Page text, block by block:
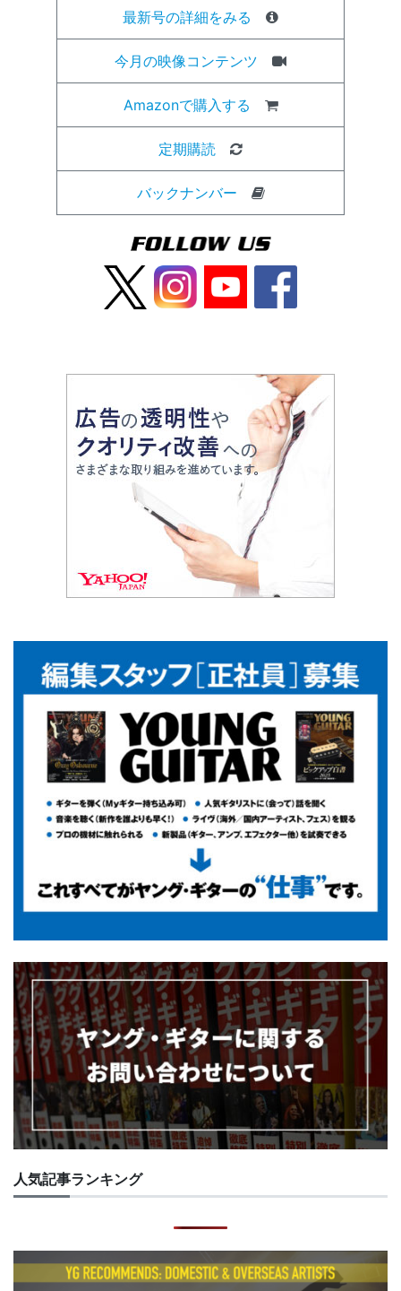
最新号の詳細をみる
今月の映像コンテンツ
Amazonで購入する
定期購読
バックナンバー
人気記事ランキング